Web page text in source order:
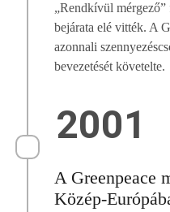
„Rendkívül
bejárata elé vitték. A
azonnali
bevezetését követelte.
2001
A Greenpeace
Közép-